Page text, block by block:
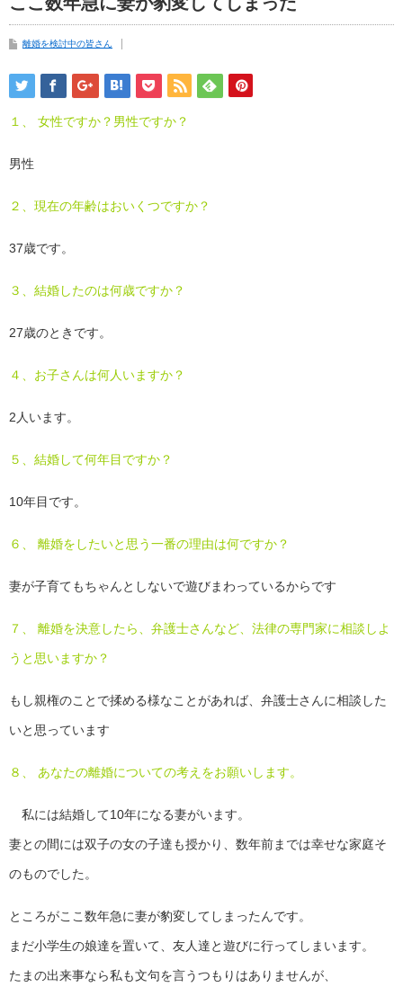
離婚を検討中の皆さん
１、 女性ですか？男性ですか？
男性
２、現在の年齢はおいくつですか？
37歳です。
３、結婚したのは何歳ですか？
27歳のときです。
４、お子さんは何人いますか？
2人います。
５、結婚して何年目ですか？
10年目です。
６、 離婚をしたいと思う一番の理由は何ですか？
妻が子育てもちゃんとしないで遊びまわっているからです
７、 離婚を決意したら、弁護士さんなど、法律の専門家に相談しよ
うと思いますか？
もし親権のことで揉める様なことがあれば、弁護士さんに相談した
いと思っています
８、 あなたの離婚についての考えをお願いします。
私には結婚して10年になる妻がいます。
妻との間には双子の女の子達も授かり、数年前までは幸せな家庭そ
のものでした。
ところがここ数年急に妻が豹変してしまったんです。
まだ小学生の娘達を置いて、友人達と遊びに行ってしまいます。
たまの出来事なら私も文句を言うつもりはありませんが、